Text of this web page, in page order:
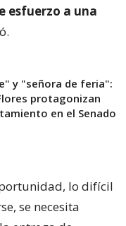
esfuerzo a una
y "señora de feria":
protagonizan
en el Senado
lo difícil
se necesita